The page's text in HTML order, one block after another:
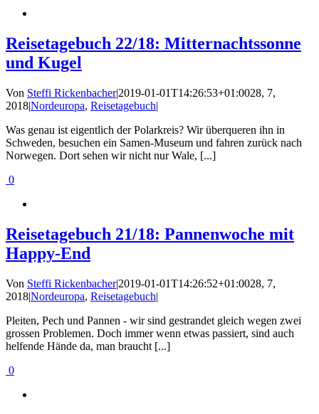
Reisetagebuch 22/18: Mitternachtssonne
und Kugel
Von Steffi Rickenbacher|2019-01-01T14:26:53+01:0028, 7,
2018|Nordeuropa, Reisetagebuch|
Was genau ist eigentlich der Polarkreis? Wir überqueren ihn in
Schweden, besuchen ein Samen-Museum und fahren zurück nach
Norwegen. Dort sehen wir nicht nur Wale, [...]
0
Reisetagebuch 21/18: Pannenwoche mit
Happy-End
Von Steffi Rickenbacher|2019-01-01T14:26:52+01:0028, 7,
2018|Nordeuropa, Reisetagebuch|
Pleiten, Pech und Pannen - wir sind gestrandet gleich wegen zwei
grossen Problemen. Doch immer wenn etwas passiert, sind auch
helfende Hände da, man braucht [...]
0